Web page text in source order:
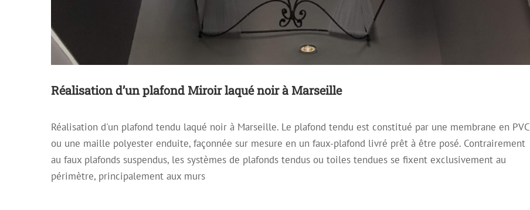
Réalisation d’un plafond Miroir laqué noir à Marseille
Réalisation d'un plafond tendu laqué noir à Marseille. Le plafond tendu est constitué par une membrane en PVC
ou une maille polyester enduite, façonnée sur mesure en un faux-plafond livré prêt à être posé. Contrairement
au faux plafonds suspendus, les systèmes de plafonds tendus ou toiles tendues se fixent exclusivement au
périmètre, principalement aux murs
Plafond tendu satiné et imprimé pour une cuisine
Plafon Tendu Satiné Plafond décoratif Plafond Mirroir Plafond Tendu Plafond tendu à froid Plafond Tendu Laqué